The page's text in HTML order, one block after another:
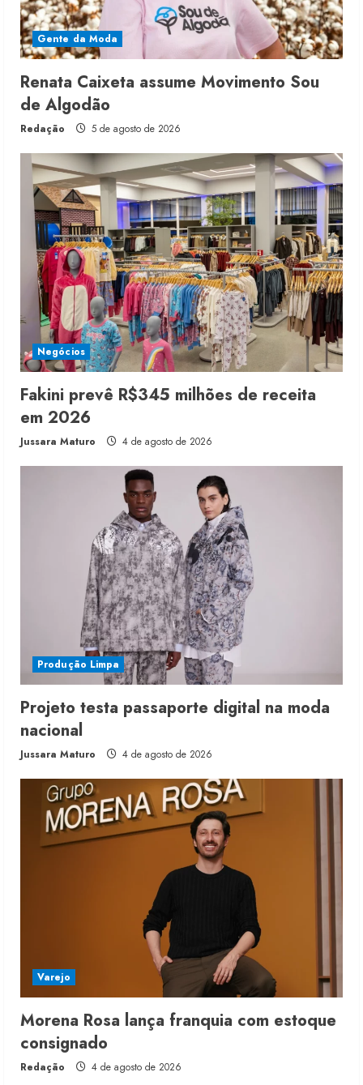
Gente da Moda
Renata Caixeta assume Movimento Sou
de Algodão
Redação 5 de agosto de 2026
Negócios
Fakini prevê R$345 milhões de receita
em 2026
Jussara Maturo 4 de agosto de 2026
Produção Limpa
Projeto testa passaporte digital na moda
nacional
Jussara Maturo 4 de agosto de 2026
Varejo
Morena Rosa lança franquia com estoque
consignado
Redação 4 de agosto de 2026